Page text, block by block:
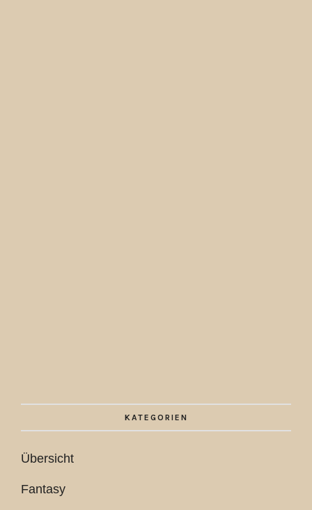
KATEGORIEN
Übersicht
Fantasy